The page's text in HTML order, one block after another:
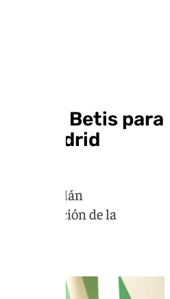
en el Betis para
del Madrid
catalán
de la